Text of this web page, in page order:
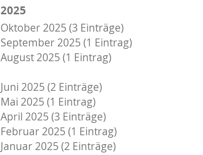
2025
Oktober 2025 (3 Einträge)
September 2025 (1 Eintrag)
August 2025 (1 Eintrag)
Juni 2025 (2 Einträge)
Mai 2025 (1 Eintrag)
April 2025 (3 Einträge)
Februar 2025 (1 Eintrag)
Januar 2025 (2 Einträge)